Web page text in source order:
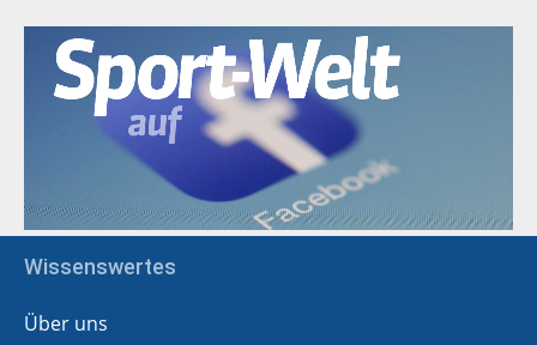
Wissenswertes
Über uns